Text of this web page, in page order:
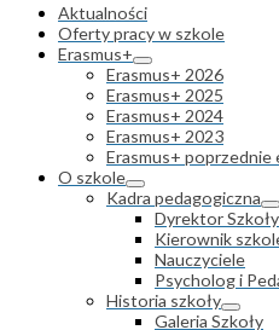
Aktualności
Oferty pracy w szkole
Erasmus+
Erasmus+ 2026
Erasmus+ 2025
Erasmus+ 2024
Erasmus+ 2023
Erasmus+ poprzednie
O szkole
Kadra pedagogiczna
Dyrektor Szkoły
Kierownik
Nauczyciele
Psycholog i
Historia szkoły
Galeria Szkoły